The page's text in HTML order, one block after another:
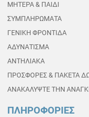
ΜΗΤΕΡΑ & ΠΑΙΔΙ
ΣΥΜΠΛΗΡΩΜΑΤΑ
ΓΕΝΙΚΗ ΦΡΟΝΤΙΔΑ
ΑΔΥΝΑΤΙΣΜΑ
ΑΝΤΗΛΙΑΚΑ
ΠΡΟΣΦΟΡΕΣ & ΠΑΚΕΤΑ
ΑΝΑΚΑΛΥΨΤΕ ΤΗΝ
ΠΛΗΡΟΦΟΡΙΕΣ